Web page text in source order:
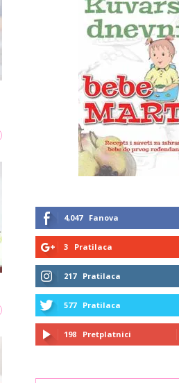
4,047 Fanova
3 Pratilaca
217 Pratilaca
577 Pratilaca
198 Pretplatnici